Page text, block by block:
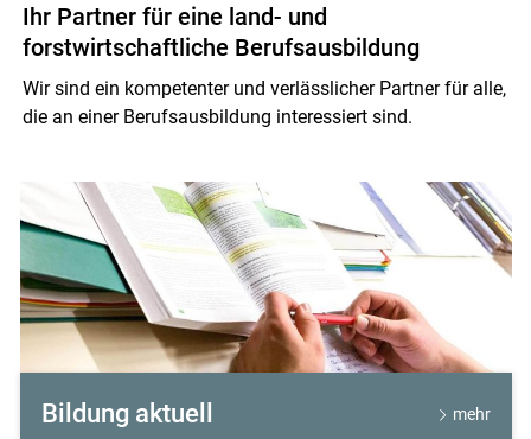
Ihr Partner für eine land- und
forstwirtschaftliche Berufsausbildung
Wir sind ein kompetenter und verlässlicher Partner für alle,
die an einer Berufsausbildung interessiert sind.
Bildung aktuell mehr